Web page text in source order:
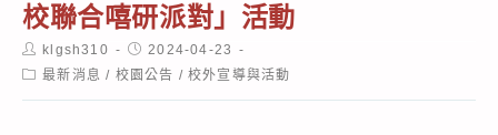
校聯合嘻研派對」活動
Post
author:
klgsh310
Post
published:
2024-04-23
Post最新消息 / 校園公告 / 校外宣導與活動